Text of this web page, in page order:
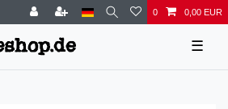
0 0,00 EUR
☰